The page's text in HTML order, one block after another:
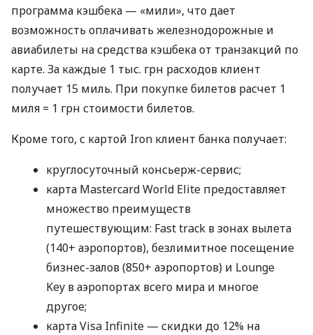
программа кэшбека — «мили», что дает
возможность оплачивать железнодорожные и
авиабилеты на средства кэшбека от транзакций по
карте. За каждые 1 тыс. грн расходов клиент
получает 15 миль. При покупке билетов расчет 1
миля = 1 грн стоимости билетов.
Кроме того, с картой Iron клиент банка получает:
круглосуточный консьерж-сервис;
карта Mastercard World Elite предоставляет
множество преимуществ
путешествующим: Fast track в зонах вылета
(140+ аэропортов), безлимитное посещение
бизнес-залов (850+ аэропортов) и Lounge
Key в аэропортах всего мира и многое
другое;
карта Visa Infinite — скидки до 12% на